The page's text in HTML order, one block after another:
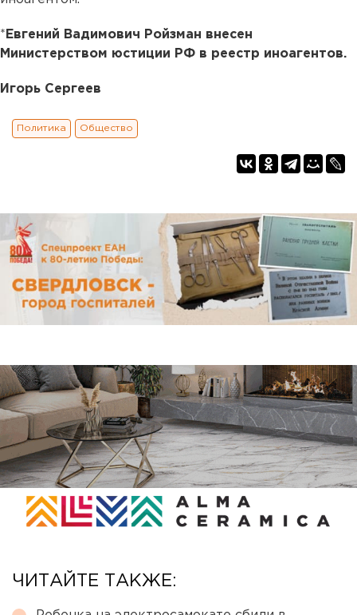
* Евгений Вадимович Ройзман внесен
Министерством юстиции РФ в реестр иноагентов.
Игорь Сергеев
Политика Общество
ЧИТАЙТЕ ТАКЖЕ: